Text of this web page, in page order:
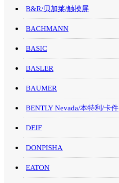
B&R/贝加莱/触摸屏
BACHMANN
BASIC
BASLER
BAUMER
BENTLY Nevada/本特利/卡件
DEIF
DONPISHA
EATON